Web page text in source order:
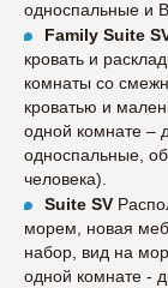
односпальные и
Family Suite
кровать и
комнаты со
кроватью и
одной комнате –
односпальные,
человека).
Suite SV
морем, новая
набор, вид на
одной комнате -